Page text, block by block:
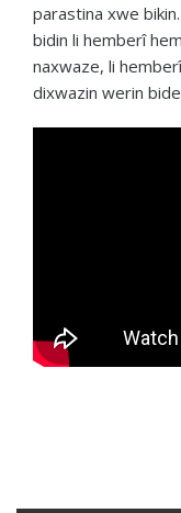
parastina xwe
bidin li hemberî
naxwaze, li
dixwazin werin